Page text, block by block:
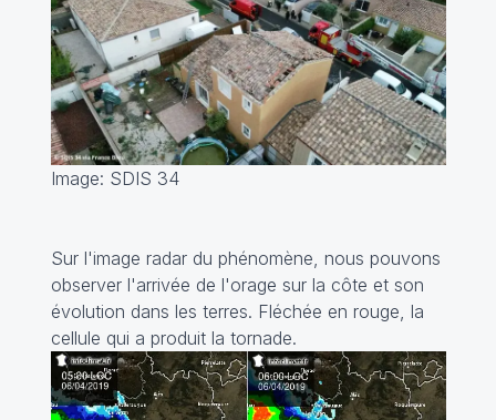
Image: SDIS 34
Sur l'image radar du phénomène, nous pouvons
observer l'arrivée de l'orage sur la côte et son
évolution dans les terres. Fléchée en rouge, la
cellule qui a produit la tornade.